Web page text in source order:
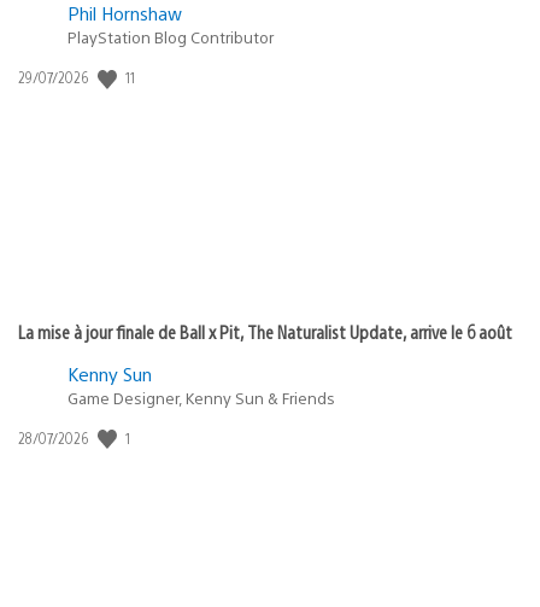
Phil Hornshaw
PlayStation Blog Contributor
Date
29/07/2026 11
La mise à jour finale de Ball x Pit, The Naturalist Update, arrive le 6 août
Kenny Sun
Game Designer, Kenny Sun & Friends
Date
28/07/2026 1